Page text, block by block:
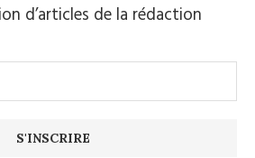
d’articles de la rédaction